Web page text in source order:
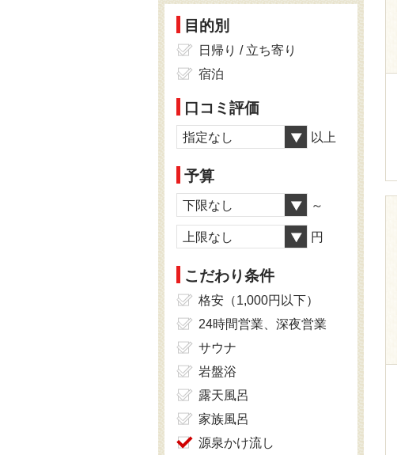
目的別
日帰り / 立ち寄り
宿泊
口コミ評価
指定なし 以上
予算
下限なし ～
上限なし 円
こだわり条件
格安（1,000円以下）
24時間営業、深夜営業
サウナ
岩盤浴
露天風呂
家族風呂
源泉かけ流し